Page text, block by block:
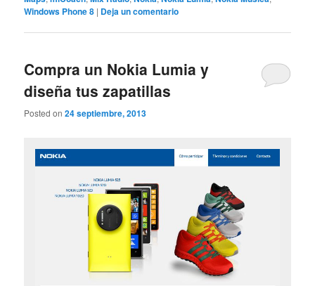
Windows Phone 8 | Deja un comentario
Compra un Nokia Lumia y
diseña tus zapatillas
Posted on24 septiembre, 2013